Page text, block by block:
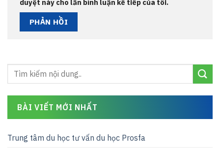
duyệt này cho lần bình luận kế tiếp của tôi.
BÀI VIẾT MỚI NHẤT
Trung tâm du học tư vấn du học Prosfa